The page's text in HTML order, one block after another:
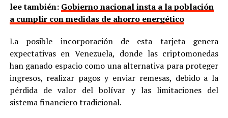
lee también: Gobierno nacional insta a la población
a cumplir con medidas de ahorro energético
La posible incorporación de esta tarjeta genera
expectativas en Venezuela, donde las criptomonedas
han ganado espacio como una alternativa para proteger
ingresos, realizar pagos y enviar remesas, debido a la
pérdida de valor del bolívar y las limitaciones del
sistema financiero tradicional.